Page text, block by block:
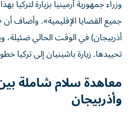
وزراء جمهورية أرمينيا بزيارة
جميع القضايا الإقليمية». وأضاف
أذربيجان) في الوقت الحالي
تحييدها. زيارة باشينيان إلى تركيا
معاهدة سلام شاملة
وأذربيجان